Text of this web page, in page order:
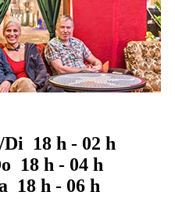
Di 18 h - 02 h
18 h - 04 h
18 h - 06 h